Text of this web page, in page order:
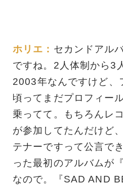
ホリエ： セカンドアル
ですね。2人体制から3
2003年なんですけど、
頃ってまだプロフィー
乗ってて。もちろんレ
が参加してたんだけど
テナーですって公言で
った最初のアルバムが
なので。『SAD AND